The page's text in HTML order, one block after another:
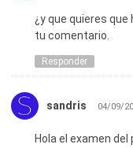
perdiendo tb mis
me operaron un
puede haber sido
sexual oral. Ahora
nacido por
puede
¿y que quieres
tu comentario.
Responder
sandris 04/09/
Hola el examen